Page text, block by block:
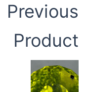
Previous
Product